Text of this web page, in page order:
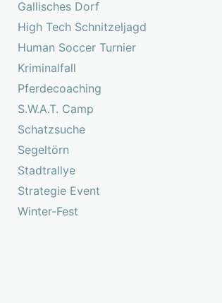
Gallisches Dorf
High Tech Schnitzeljagd
Human Soccer Turnier
Kriminalfall
Pferdecoaching
S.W.A.T. Camp
Schatzsuche
Segeltörn
Stadtrallye
Strategie Event
Winter-Fest